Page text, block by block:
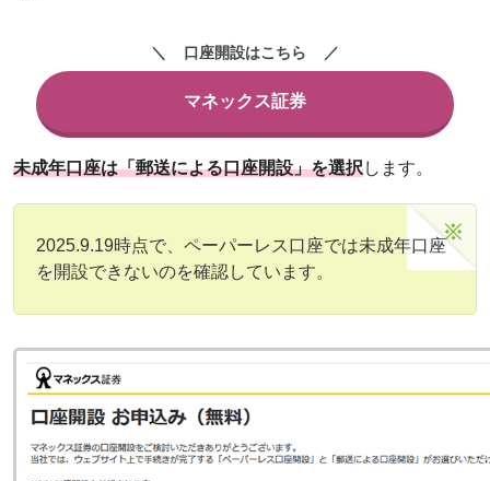
マネックス証券
口座開設はこちら
未成年口座は「郵送による口座開設」を選択します。
2025.9.19時点で、ペーパーレス口座では未成年口座
を開設できないのを確認しています。